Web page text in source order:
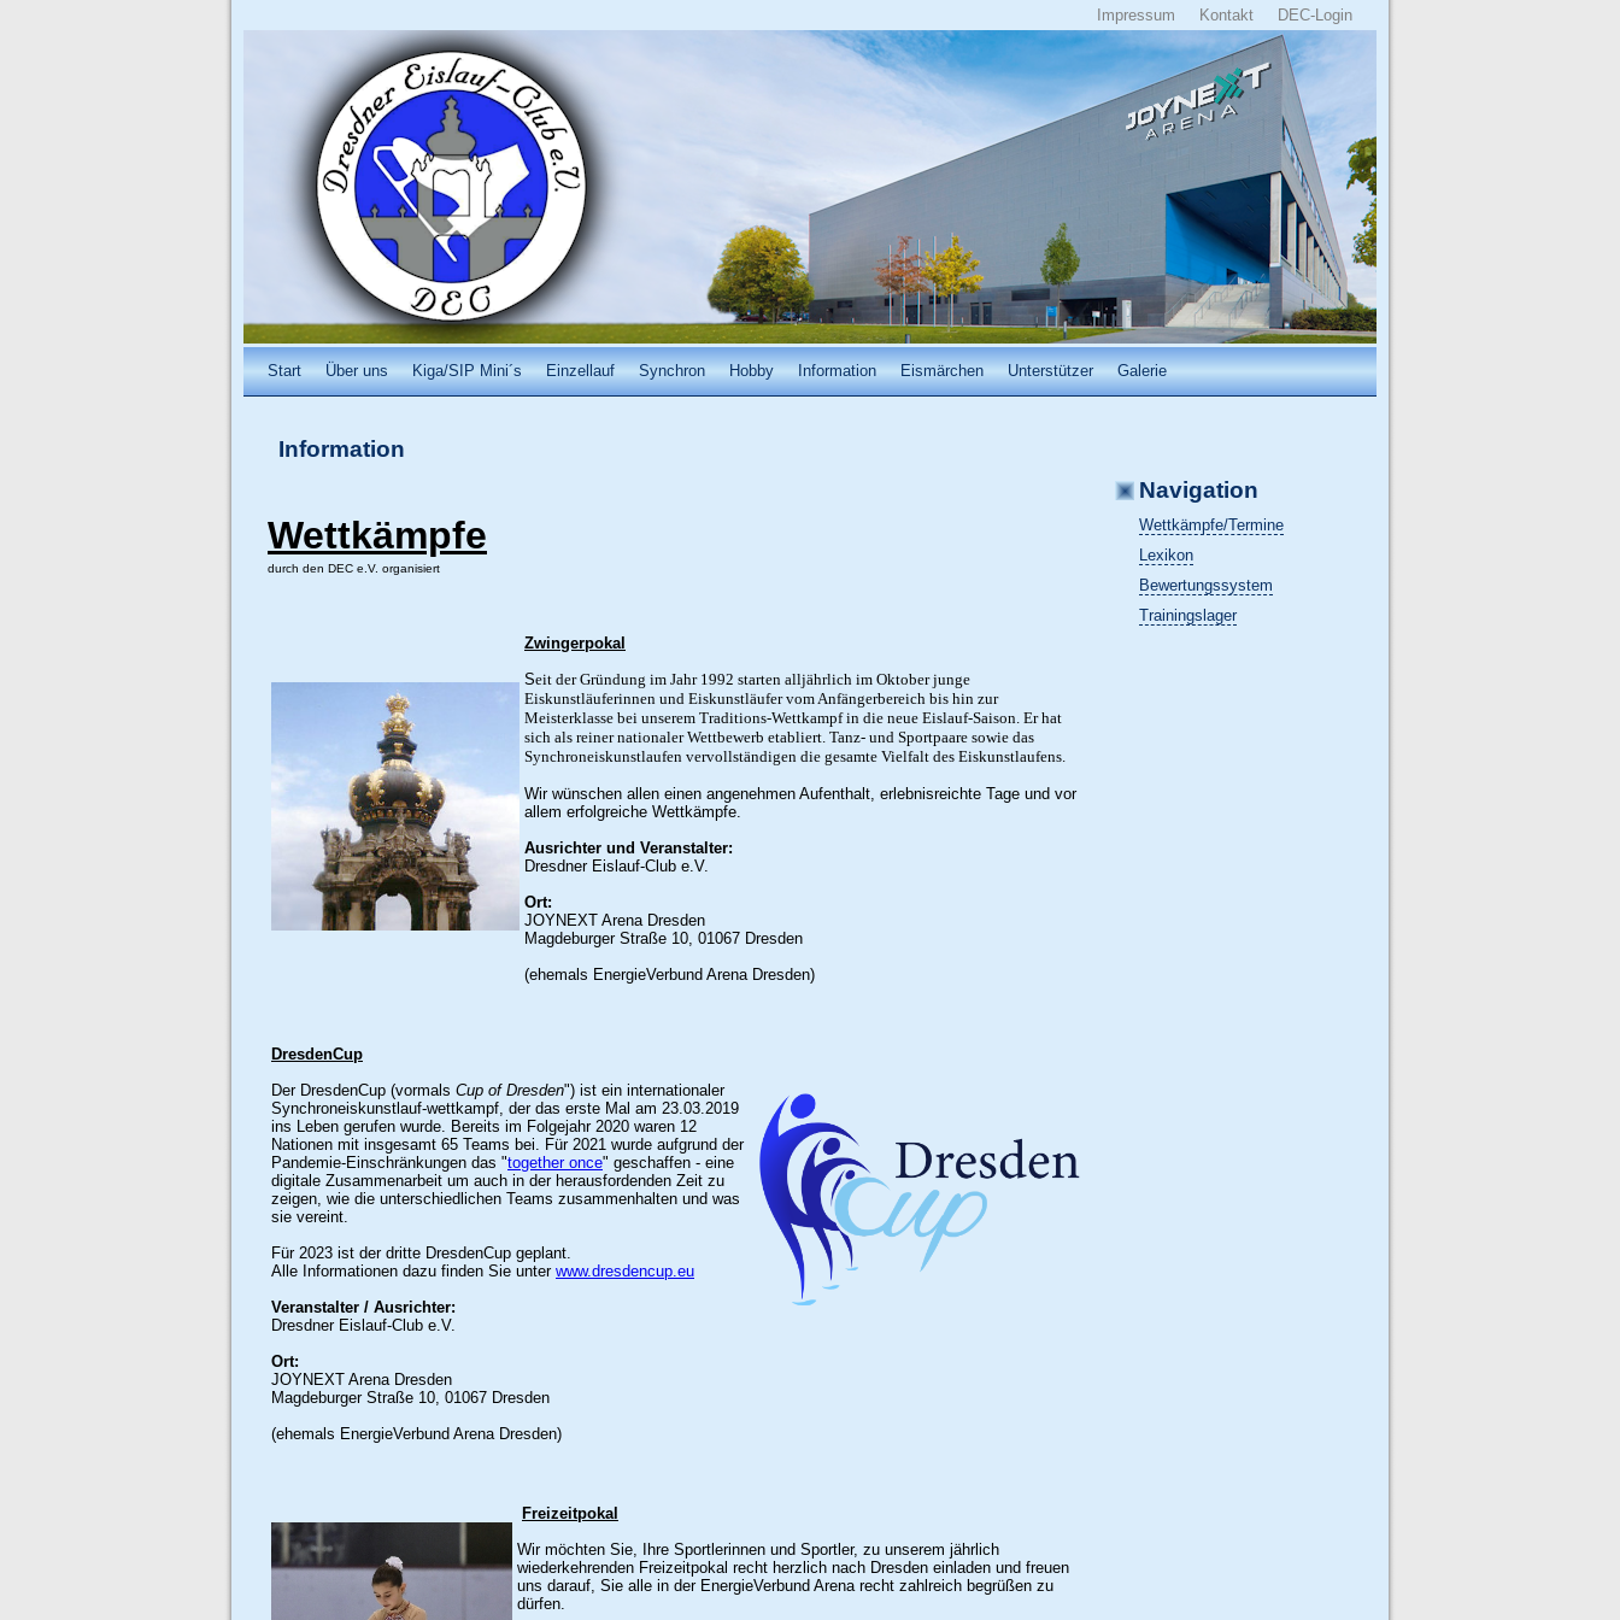
DEC-Login
Kontakt
Impressum
Start Über uns Kiga/SIP Mini´s Einzellauf Synchron Hobby Information Eismärchen Unterstützer Galerie
Information
Wettkämpfe
durch den DEC e.V. organisiert
Zwingerpokal
Seit der Gründung im Jahr 1992 starten alljährlich im Oktober junge
Eiskunstläuferinnen und Eiskunstläufer vom Anfängerbereich bis hin zur
Meisterklasse bei unserem Traditions-Wettkampf in die neue Eislauf-Saison. Er hat
sich als reiner nationaler Wettbewerb etabliert. Tanz- und Sportpaare sowie das
Synchroneiskunstlaufen vervollständigen die gesamte Vielfalt des Eiskunstlaufens.
Wir wünschen allen einen angenehmen Aufenthalt, erlebnisreichte Tage und vor
allem erfolgreiche Wettkämpfe.
Ausrichter und Veranstalter:
Dresdner Eislauf-Club e.V.
Ort:
JOYNEXT Arena Dresden
Magdeburger Straße 10, 01067 Dresden
(ehemals EnergieVerbund Arena Dresden)
DresdenCup
Der DresdenCup (vormals Cup of Dresden") ist ein internationaler
Synchroneiskunstlauf-wettkampf, der das erste Mal am 23.03.2019
ins Leben gerufen wurde. Bereits im Folgejahr 2020 waren 12
Nationen mit insgesamt 65 Teams bei. Für 2021 wurde aufgrund der
Pandemie-Einschränkungen das "together once" geschaffen - eine
digitale Zusammenarbeit um auch in der herausfordenden Zeit zu
zeigen, wie die unterschiedlichen Teams zusammenhalten und was
sie vereint.
Für 2023 ist der dritte DresdenCup geplant.
Alle Informationen dazu finden Sie unter www.dresdencup.eu
Veranstalter / Ausrichter:
Dresdner Eislauf-Club e.V.
Ort:
JOYNEXT Arena Dresden
Magdeburger Straße 10, 01067 Dresden
(ehemals EnergieVerbund Arena Dresden)
Freizeitpokal
Wir möchten Sie, Ihre Sportlerinnen und Sportler, zu unserem jährlich
wiederkehrenden Freizeitpokal recht herzlich nach Dresden einladen und freuen
uns darauf, Sie alle in der EnergieVerbund Arena recht zahlreich begrüßen zu
dürfen.
Navigation
Wettkämpfe/Termine
Lexikon
Bewertungssystem
Trainingslager